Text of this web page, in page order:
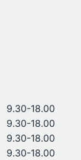
9.30-18.00
9.30-18.00
9.30-18.00
9.30-18.00